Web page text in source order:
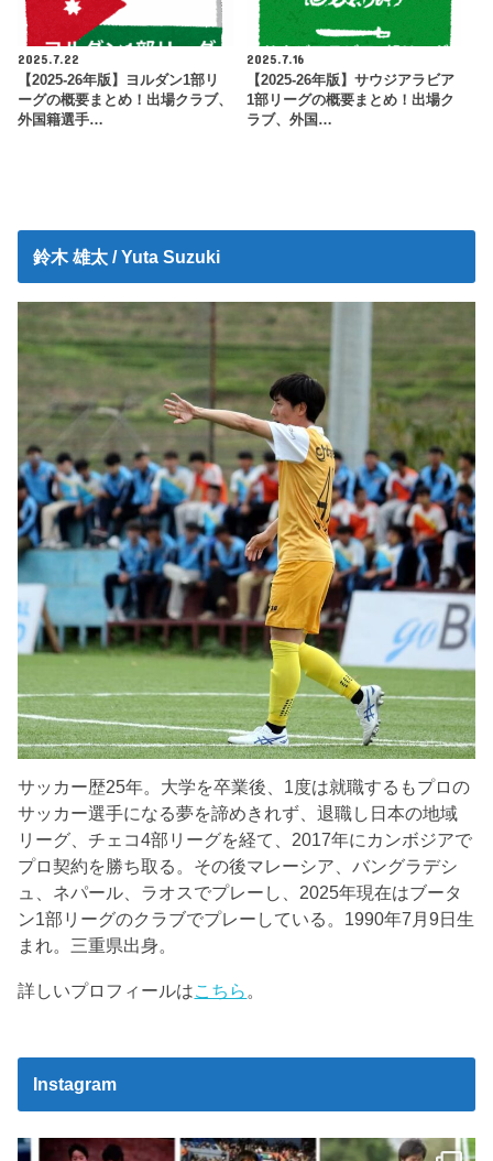
2025.7.22
【2025-26年版】ヨルダン1部リ
ーグの概要まとめ！出場クラブ、
外国籍選手…
2025.7.16
【2025-26年版】サウジアラビア
1部リーグの概要まとめ！出場ク
ラブ、外国…
鈴木 雄太 / Yuta Suzuki
サッカー歴25年。大学を卒業後、1度は就職するもプロの
サッカー選手になる夢を諦めきれず、退職し日本の地域
リーグ、チェコ4部リーグを経て、2017年にカンボジアで
プロ契約を勝ち取る。その後マレーシア、バングラデシ
ュ、ネパール、ラオスでプレーし、2025年現在はブータ
ン1部リーグのクラブでプレーしている。1990年7月9日生
まれ。三重県出身。
詳しいプロフィールは こちら
Instagram